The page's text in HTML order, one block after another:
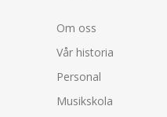
Om oss
Vår historia
Personal
Musikskola